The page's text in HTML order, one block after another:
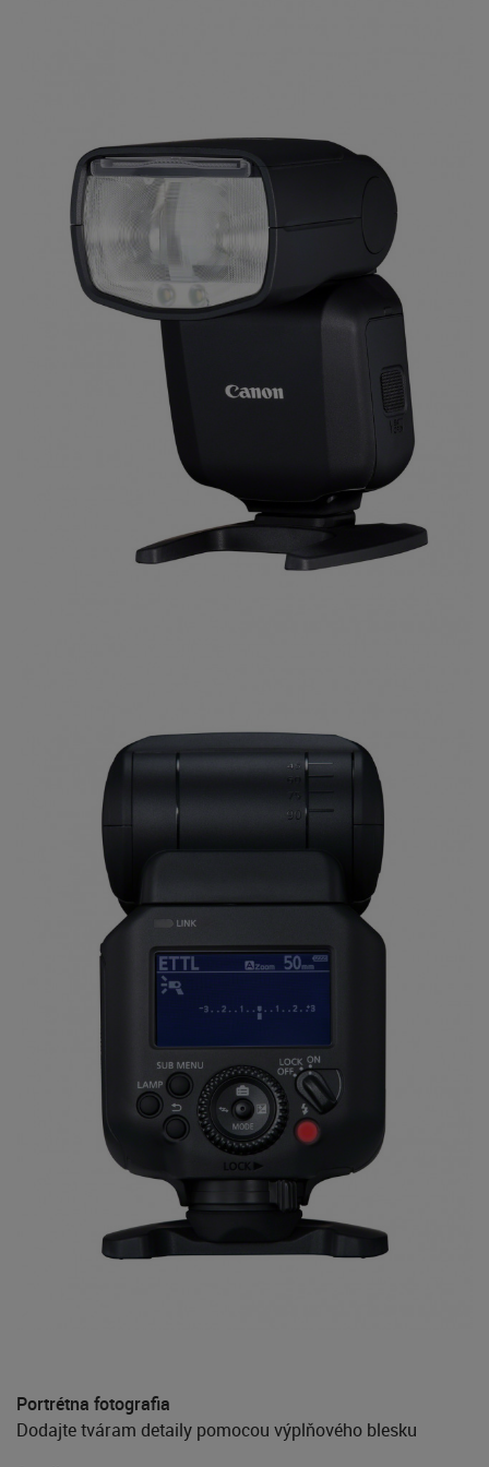
Portrétna fotografia
Dodajte tváram detaily pomocou výplňového blesku